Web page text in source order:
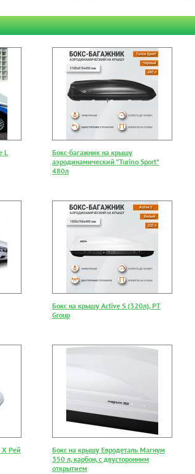
L
Бокс-багажник на крышу
аэродинамический "Turino Sport"
480л
Бокс на крышу Active S (320л), PT
Group
Х Рей
Бокс на крышу Евродеталь Магнум
350 л, карбон, с двусторонним
открытием